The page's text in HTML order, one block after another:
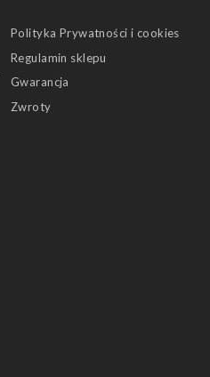
Polityka Prywatności i cookies
Regulamin sklepu
Gwarancja
Zwroty